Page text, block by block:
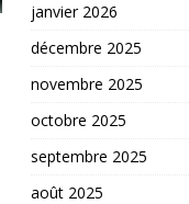
janvier 2026
décembre 2025
novembre 2025
octobre 2025
septembre 2025
août 2025